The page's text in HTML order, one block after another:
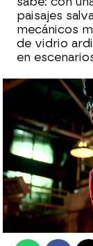
paisajes
mecánicos
de vidrio
en
mega
Publicado:05